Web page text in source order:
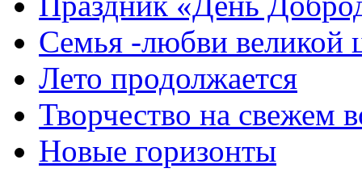
Семья -любви великой
Лето продолжается
Творчество на свежем
Новые горизонты